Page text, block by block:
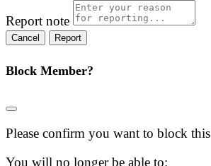
Report note
Report
Block Member?
Please confirm you want to block
You will no longer be able to: